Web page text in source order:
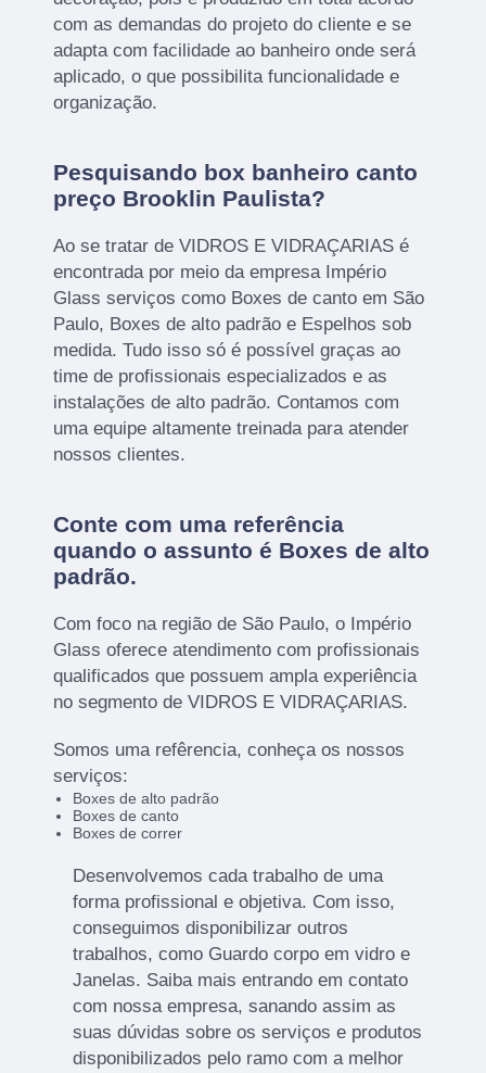
com as demandas do projeto do cliente e se
adapta com facilidade ao banheiro onde será
aplicado, o que possibilita funcionalidade e
organização.
Pesquisando box banheiro canto
preço Brooklin Paulista?
Ao se tratar de VIDROS E VIDRAÇARIAS é
encontrada por meio da empresa Império
Glass serviços como Boxes de canto em São
Paulo, Boxes de alto padrão e Espelhos sob
medida. Tudo isso só é possível graças ao
time de profissionais especializados e as
instalações de alto padrão. Contamos com
uma equipe altamente treinada para atender
nossos clientes.
Conte com uma referência
quando o assunto é Boxes de alto
padrão.
Com foco na região de São Paulo, o Império
Glass oferece atendimento com profissionais
qualificados que possuem ampla experiência
no segmento de VIDROS E VIDRAÇARIAS.
Somos uma refêrencia, conheça os nossos
serviços:
Boxes de alto padrão
Boxes de canto
Boxes de correr
Desenvolvemos cada trabalho de uma
forma profissional e objetiva. Com isso,
conseguimos disponibilizar outros
trabalhos, como Guardo corpo em vidro e
Janelas. Saiba mais entrando em contato
com nossa empresa, sanando assim as
suas dúvidas sobre os serviços e produtos
disponibilizados pelo ramo com a melhor